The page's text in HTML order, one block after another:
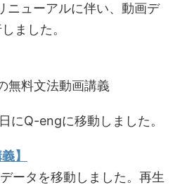
ニューアルに伴い、動画デ
ました。
無料文法動画講義
にQ-engに移動しました。
】
ータを移動しました。再生